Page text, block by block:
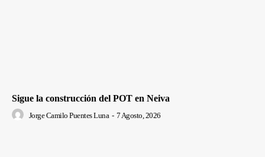
Sigue la construcción del POT en Neiva
Jorge Camilo Puentes Luna - 7 Agosto, 2026